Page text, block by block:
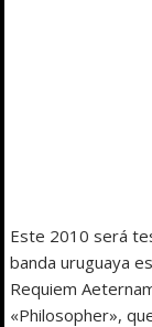
Este 2010 será
banda uruguaya
Requiem
«Philosopher»,